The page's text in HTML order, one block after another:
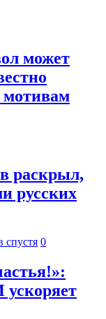
может
мотивам
раскрыл,
русских
спустя 0